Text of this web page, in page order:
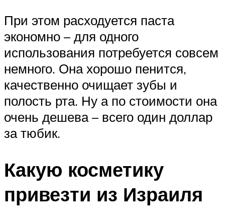
При этом расходуется паста
экономно – для одного
использования потребуется совсем
немного. Она хорошо пенится,
качественно очищает зубы и
полость рта. Ну а по стоимости она
очень дешева – всего один доллар
за тюбик.
Какую косметику
привезти из Израиля